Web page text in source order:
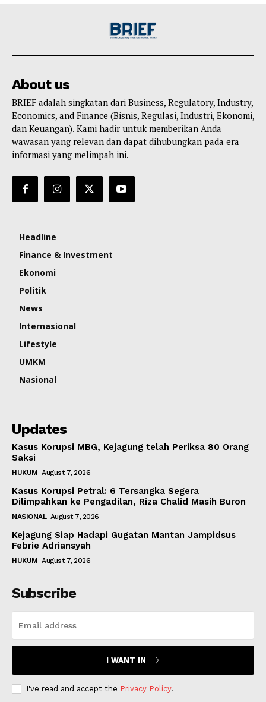
About us
BRIEF adalah singkatan dari Business, Regulatory, Industry,
Economics, and Finance (Bisnis, Regulasi, Industri, Ekonomi,
dan Keuangan). Kami hadir untuk memberikan Anda
wawasan yang relevan dan dapat dihubungkan pada era
informasi yang melimpah ini.
Headline
Finance & Investment
Ekonomi
Politik
News
Internasional
Lifestyle
UMKM
Nasional
Updates
Kasus Korupsi MBG, Kejagung telah Periksa 80 Orang
Saksi
HUKUM August 7, 2026
Kasus Korupsi Petral: 6 Tersangka Segera
Dilimpahkan ke Pengadilan, Riza Chalid Masih Buron
NASIONAL August 7, 2026
Kejagung Siap Hadapi Gugatan Mantan Jampidsus
Febrie Adriansyah
HUKUM August 7, 2026
Subscribe
I WANT IN
I've read and accept the Privacy Policy.